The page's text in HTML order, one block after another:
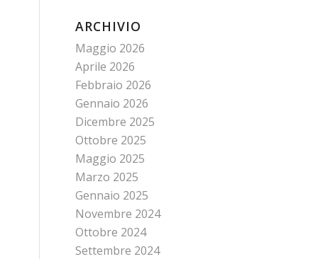
ARCHIVIO
Maggio 2026
Aprile 2026
Febbraio 2026
Gennaio 2026
Dicembre 2025
Ottobre 2025
Maggio 2025
Marzo 2025
Gennaio 2025
Novembre 2024
Ottobre 2024
Settembre 2024